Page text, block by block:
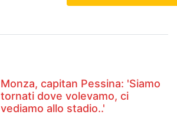
Monza, capitan Pessina: 'Siamo
tornati dove volevamo, ci
vediamo allo stadio..'